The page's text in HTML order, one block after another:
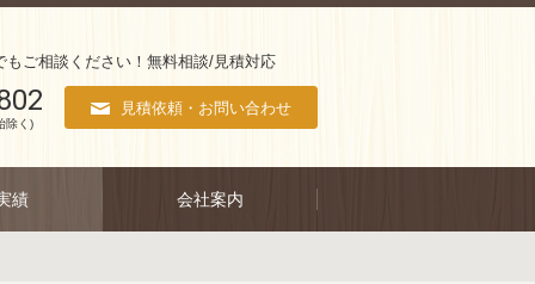
もご相談ください！無料相談/見積対応
除く)
見積依頼・お問い合わせ
績 会社案内